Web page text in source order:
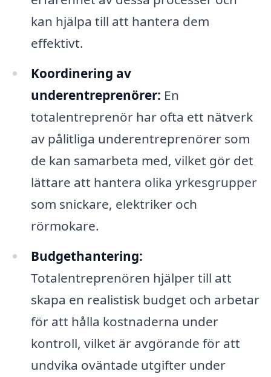
kan hjälpa till att hantera dem
effektivt.
Koordinering av
underentreprenörer: En
totalentreprenör har ofta ett nätverk
av pålitliga underentreprenörer som
de kan samarbeta med, vilket gör det
lättare att hantera olika yrkesgrupper
som snickare, elektriker och
rörmokare.
Budgethantering:
Totalentreprenören hjälper till att
skapa en realistisk budget och arbetar
för att hålla kostnaderna under
kontroll, vilket är avgörande för att
undvika oväntade utgifter under